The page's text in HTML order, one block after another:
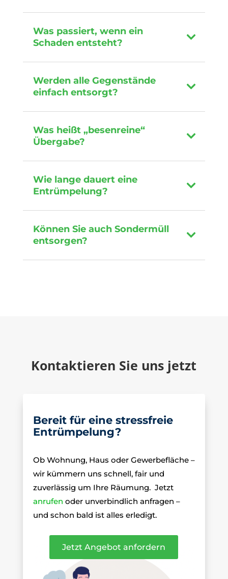
Was passiert, wenn ein
Schaden entsteht?
Werden alle Gegenstände
einfach entsorgt?
Was heißt „besenreine“
Übergabe?
Wie lange dauert eine
Entrümpelung?
Können Sie auch Sondermüll
entsorgen?
Kontaktieren Sie uns jetzt
Bereit für eine stressfreie
Entrümpelung?
Ob Wohnung, Haus oder Gewerbefläche –
wir kümmern uns schnell, fair und
zuverlässig um Ihre Räumung. Jetzt
anrufen oder unverbindlich anfragen –
und schon bald ist alles erledigt.
Jetzt Angebot anfordern